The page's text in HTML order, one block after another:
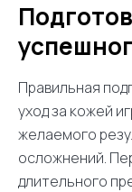
Правильная
уход за кожей
желаемого
осложнений.
длительного